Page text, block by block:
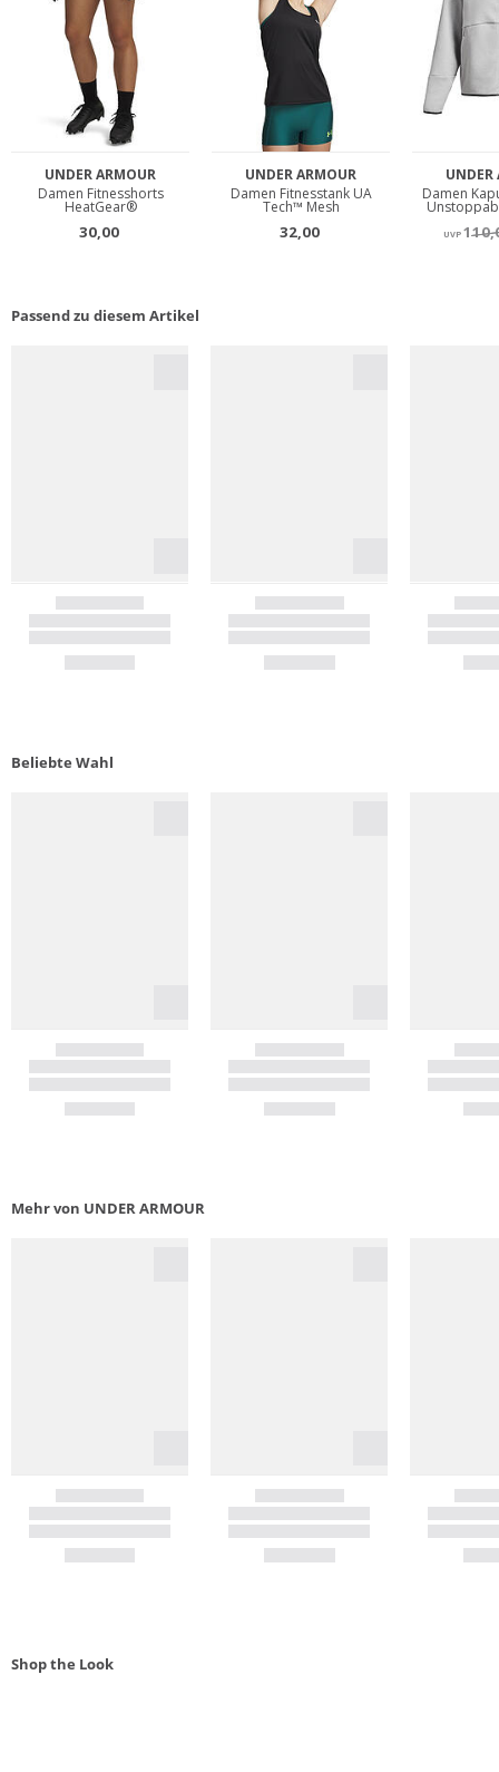
Passend zu diesem Artikel
Beliebte Wahl
Mehr von UNDER ARMOUR
Shop the Look